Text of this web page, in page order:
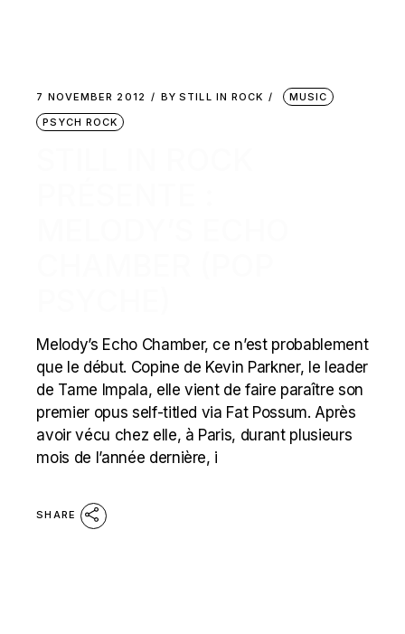
7 NOVEMBER 2012 BY STILL IN ROCK
MUSIC
PSYCH ROCK
Melody’s Echo Chamber, ce n’est probablement
que le début. Copine de Kevin Parkner, le leader
de Tame Impala, elle vient de faire paraître son
premier opus self-titled via Fat Possum. Après
avoir vécu chez elle, à Paris, durant plusieurs
mois de l’année dernière, i
SHARE